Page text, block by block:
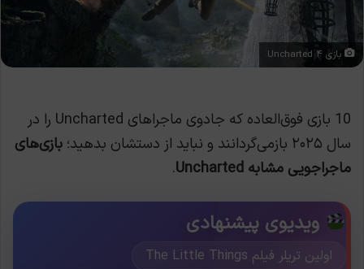
بازی Uncharted ۴
10 بازی فوق‌العاده که جادوی ماجراهای Uncharted را در
سال ۲۰۲۵ بازمی‌گردانند و نباید از دستشان بدهید؛
بازی‌های
ماجراجویی مشابه Uncharted
.
ویدیوی پیشنهادی
اولین تریلر فیلم The Little Things